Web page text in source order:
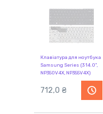
Клавіатура для ноутбука
Samsung Series (3 14.0",
NP350V4X, NP355V4X)
Black, (No Frame), RU
712,0 ₴